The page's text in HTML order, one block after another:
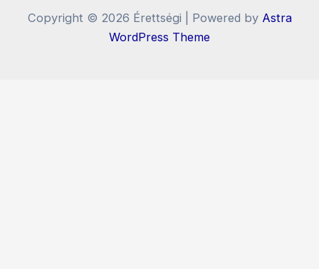
Copyright © 2026 Érettségi | Powered by Astra
WordPress Theme